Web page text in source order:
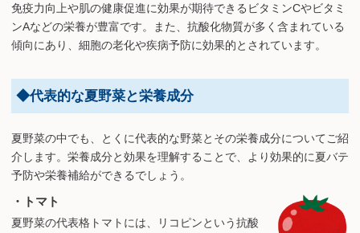
免疫力向上や肌の健康促進に効果が期待できるビタミンCやビタミ
ンAなどの栄養が豊富です。また、抗酸化物質が多く含まれている
傾向にあり、細胞の老化や疾病予防に効果的とされています。
◆代表的な夏野菜と栄養成分
夏野菜の中でも、とくに代表的な野菜とその栄養成分についてご紹
介します。栄養成分と効果を理解することで、より効果的に夏バテ
予防や栄養補給ができるでしょう。
・トマト
夏野菜の代表格トマトには、リコピンという抗酸